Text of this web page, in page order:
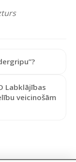
Labklājības
veicinošām